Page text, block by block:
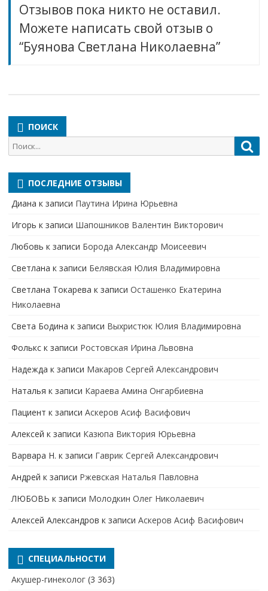
Отзывов пока никто не оставил.
Можете написать свой отзыв о
“Буянова Светлана Николаевна”
ПОИСК
Поиск
для:
ПОСЛЕДНИЕ ОТЗЫВЫ
Диана к записи Паутина Ирина Юрьевна
Игорь к записи Шапошников Валентин Викторович
Любовь к записи Борода Александр Моисеевич
Светлана к записи Белявская Юлия Владимировна
Cветлана Токарева к записи Осташенко Екатерина
Николаевна
Света Бодина к записи Выхристюк Юлия Владимировна
Фолькс к записи Ростовская Ирина Львовна
Надежда к записи Макаров Сергей Александрович
Наталья к записи Караева Амина Онгарбиевна
Пациент к записи Аскеров Асиф Васифович
Алексей к записи Казюпа Виктория Юрьевна
Варвара Н. к записи Гаврик Сергей Александрович
Андрей к записи Ржевская Наталья Павловна
ЛЮБОВЬ к записи Молодкин Олег Николаевич
Алексей Александров к записи Аскеров Асиф Васифович
СПЕЦИАЛЬНОСТИ
Акушер-гинеколог (3 363)